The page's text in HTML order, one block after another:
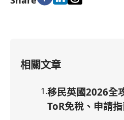
相關文章
1.移民英國2026全
ToR免稅、申請指